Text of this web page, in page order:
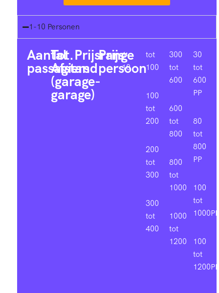
1-10 Personen
Aantal
passagiers
Tot.
Afstand
(garage-
garage)
Prijsrange
Prijs
persoon
1-
10
tot
100
100
tot
200
200
tot
300
300
tot
400
300
tot
600
600
tot
800
800
tot
1000
1000
tot
1200
30
tot
600
PP
80
tot
800
PP
100
tot
1000PP
100
tot
1200PP